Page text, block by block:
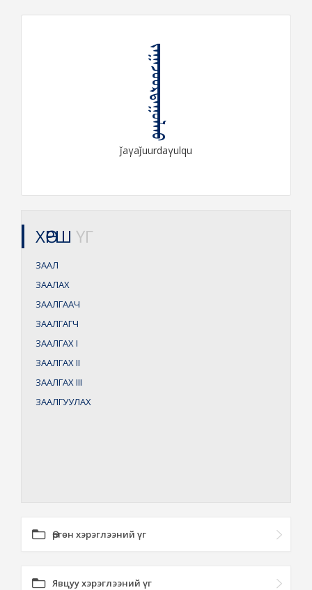
ᠵᠠᠭᠠᠵᠤᠤᠷᠳᠠᠭᠤᠯᠬᠤ
ǰaγaǰuurdaγulqu
ХӨРШ ҮГ
ЗААЛ
ЗААЛАХ
ЗААЛГААЧ
ЗААЛГАГЧ
ЗААЛГАХI
ЗААЛГАХII
ЗААЛГАХIII
ЗААЛГУУЛАХ
Өргөн хэрэглээний үг
Явцуу хэрэглээний үг